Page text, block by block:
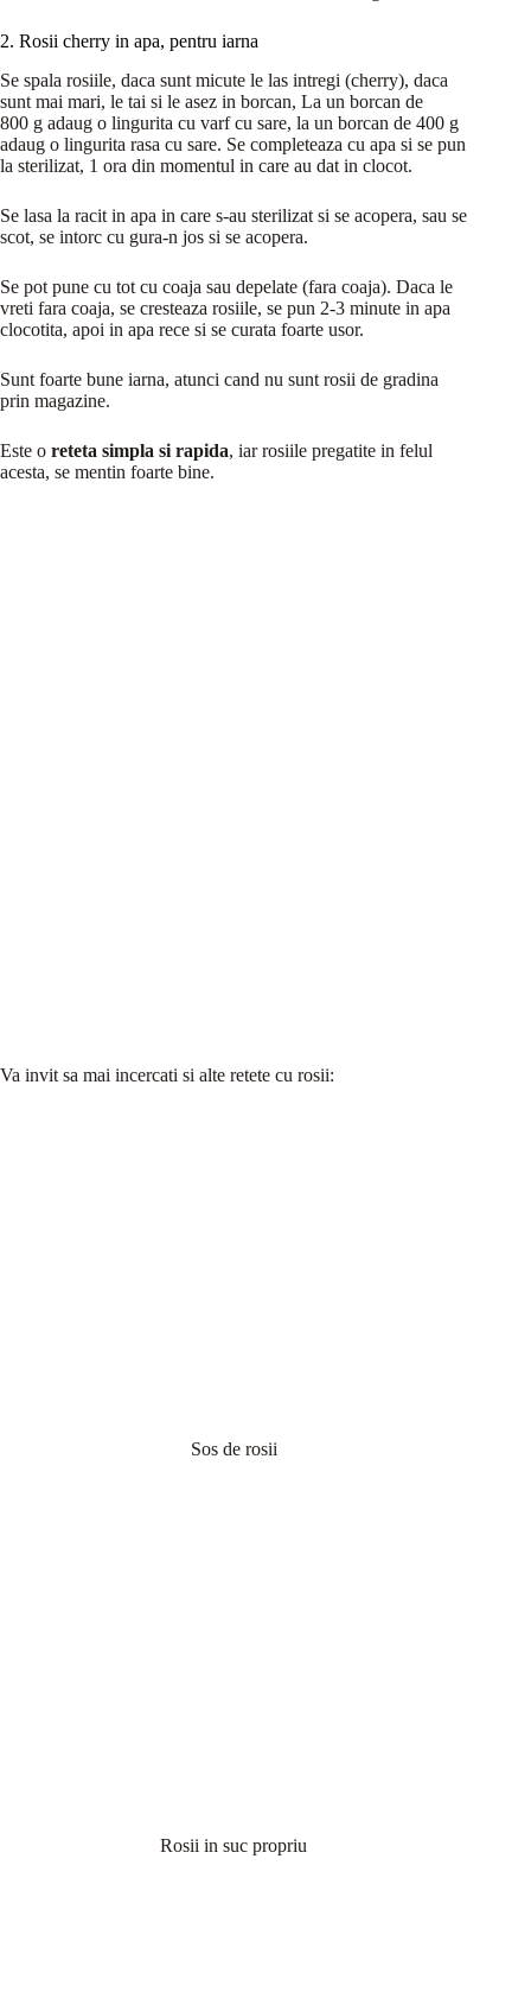
2. Rosii cherry in apa, pentru iarna
Se spala rosiile, daca sunt micute le las intregi (cherry), daca
sunt mai mari, le tai si le asez in borcan, La un borcan de
800 g adaug o lingurita cu varf cu sare, la un borcan de 400 g
adaug o lingurita rasa cu sare. Se completeaza cu apa si se pun
la sterilizat, 1 ora din momentul in care au dat in clocot.
Se lasa la racit in apa in care s-au sterilizat si se acopera, sau se
scot, se intorc cu gura-n jos si se acopera.
Se pot pune cu tot cu coaja sau depelate (fara coaja). Daca le
vreti fara coaja, se cresteaza rosiile, se pun 2-3 minute in apa
clocotita, apoi in apa rece si se curata foarte usor.
Sunt foarte bune iarna, atunci cand nu sunt rosii de gradina
prin magazine.
Este o reteta simpla si rapida, iar rosiile pregatite in felul
acesta, se mentin foarte bine.
Va invit sa mai incercati si alte retete cu rosii:
Sos de rosii
Rosii in suc propriu